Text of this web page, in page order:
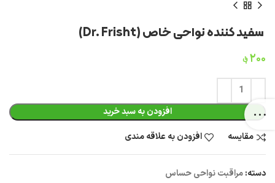
سفید کننده نواحی خاص (Dr. Frisht)
۲۰۰؋
افزودن به سبد خرید
مقایسه
افزودن به علاقه مندی
دسته:مراقبت نواحی حساس